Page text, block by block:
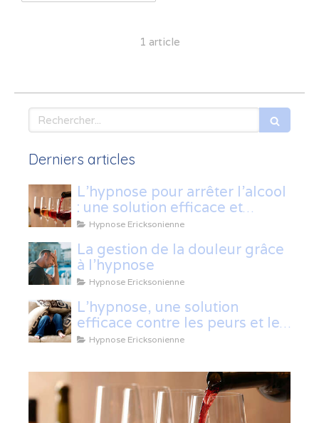
1 article
Rechercher
Derniers articles
L’hypnose pour arrêter l’alcool
: une solution efficace et
naturelle
Hypnose Ericksonienne
La gestion de la douleur grâce
à l'hypnose
Hypnose Ericksonienne
L'hypnose, une solution
efficace contre les peurs et les
phobies
Hypnose Ericksonienne